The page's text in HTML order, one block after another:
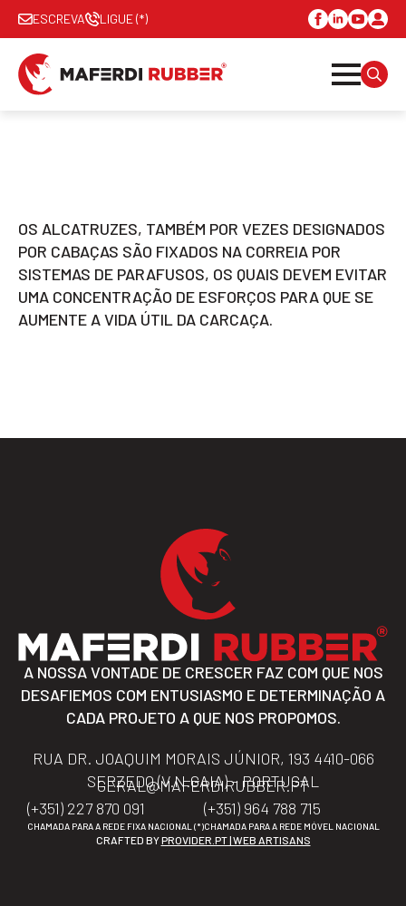
ESCREVA LIGUE (*)
OS ALCATRUZES, TAMBÉM POR VEZES DESIGNADOS
POR CABAÇAS SÃO FIXADOS NA CORREIA POR
SISTEMAS DE PARAFUSOS, OS QUAIS DEVEM EVITAR
UMA CONCENTRAÇÃO DE ESFORÇOS PARA QUE SE
AUMENTE A VIDA ÚTIL DA CARCAÇA.
A NOSSA VONTADE DE CRESCER FAZ COM QUE NOS
DESAFIEMOS COM ENTUSIASMO E DETERMINAÇÃO A
CADA PROJETO A QUE NOS PROPOMOS.
RUA DR. JOAQUIM MORAIS JÚNIOR, 193 4410-066
SERZEDO (V.N.GAIA) – PORTUGAL
GERAL@MAFERDIRUBBER.PT
(+351) 227 870 091
CHAMADA PARA A REDE FIXA NACIONAL (*)
(+351) 964 788 715
CHAMADA PARA A REDE MÓVEL NACIONAL
CRAFTED BYPROVIDER.PT | WEB ARTISANS